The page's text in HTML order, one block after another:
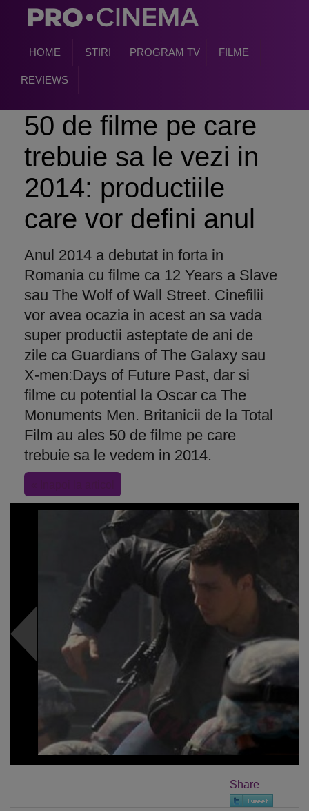
HOME STIRI PROGRAM TV FILME
REVIEWS
50 de filme pe care
trebuie sa le vezi in
2014: productiile
care vor defini anul
Anul 2014 a debutat in forta in
Romania cu filme ca 12 Years a Slave
sau The Wolf of Wall Street. Cinefilii
vor avea ocazia in acest an sa vada
super productii asteptate de ani de
zile ca Guardians of The Galaxy sau
X-men:Days of Future Past, dar si
filme cu potential la Oscar ca The
Monuments Men. Britanicii de la Total
Film au ales 50 de filme pe care
trebuie sa le vedem in 2014.
Share